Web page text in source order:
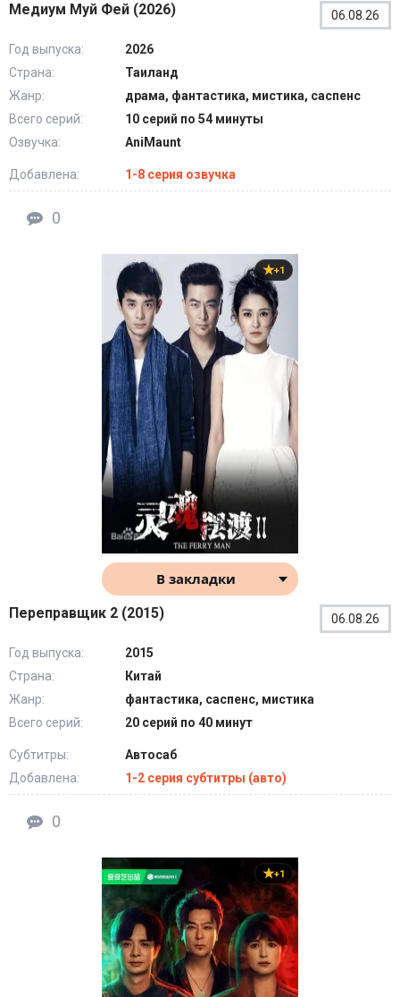
Медиум Муй Фей (2026) 06.08.26
Год выпуска:
2026
Страна:
Таиланд
Жанр:
драма, фантастика, мистика, саспенс
Всего серий:
10 серий по 54 минуты
Озвучка:
AniMaunt
Добавлена: 1-8 серия озвучка
0
+1
В закладки
Переправщик 2 (2015) 06.08.26
Год выпуска:
2015
Страна:
Китай
Жанр:
фантастика, саспенс, мистика
Всего серий:
20 серий по 40 минут
Субтитры:
Автосаб
Добавлена:
1-2 серия субтитры (авто)
0
+1